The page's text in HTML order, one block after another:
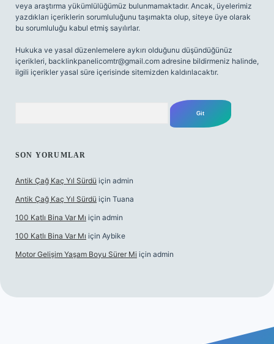
veya araştırma yükümlülüğümüz bulunmamaktadır. Ancak, üyelerimiz
yazdıkları içeriklerin sorumluluğunu taşımakta olup, siteye üye olarak
bu sorumluluğu kabul etmiş sayılırlar.
Hukuka ve yasal düzenlemelere aykırı olduğunu düşündüğünüz
içerikleri, backlinkpanelicomtr@gmail.com adresine bildirmeniz halinde,
ilgili içerikler yasal süre içerisinde sitemizden kaldırılacaktır.
SON YORUMLAR
Antik Çağ Kaç Yıl Sürdü için admin
Antik Çağ Kaç Yıl Sürdü için Tuana
100 Katlı Bina Var Mı için admin
100 Katlı Bina Var Mı için Aybike
Motor Gelişim Yaşam Boyu Sürer Mi için admin